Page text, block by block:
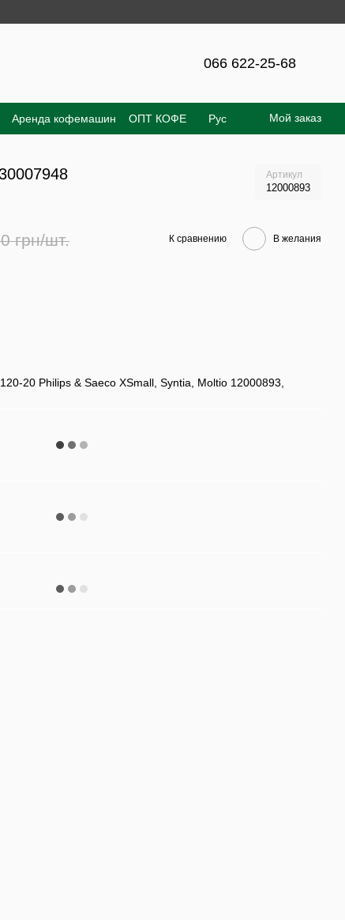
300 грн!
066 622-25-68
Аренда кофемашин
ОПТ КОФЕ
Отзывы о магазине
Рус Мой заказ
Артикул
12000893
грн/шт. К сравнению В желания
20 Philips & Saeco XSmall, Syntia, Moltio 12000893,